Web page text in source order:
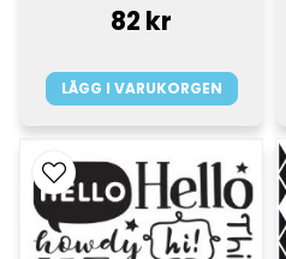
82 kr
LÄGG I VARUKORGEN